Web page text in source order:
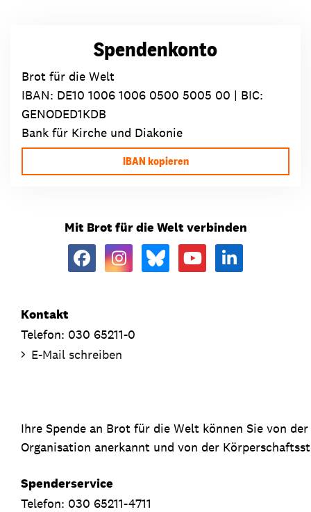
Spendenkonto
Brot für die Welt
IBAN: DE10 1006 1006 0500 5005 00 | BIC:
GENODED1KDB
Bank für Kirche und Diakonie
IBAN kopieren
Mit Brot für die Welt verbinden
Kontakt
Telefon: 030 65211-0
E-Mail schreiben
Ihre Spende an Brot für die Welt können Sie von
Organisation anerkannt und von der
Spenderservice
Telefon: 030 65211-4711